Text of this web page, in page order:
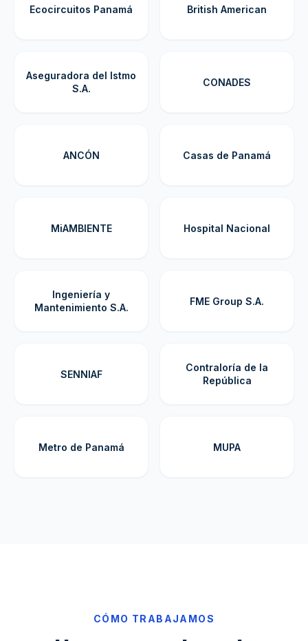
Ecocircuitos Panamá British American
Aseguradora del Istmo
S.A.
CONADES
ANCÓN Casas de Panamá
MiAMBIENTE Hospital Nacional
Ingeniería y
Mantenimiento S.A.
FME Group S.A.
SENNIAF
Contraloría de la
República
Metro de Panamá MUPA
CÓMO TRABAJAMOS